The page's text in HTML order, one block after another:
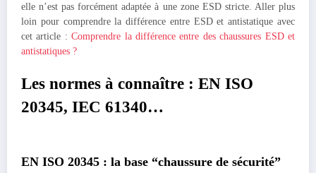
elle n’est pas forcément adaptée à une zone ESD stricte. Aller plus
loin pour comprendre la différence entre ESD et antistatique avec
cet article :Comprendre la différence entre des chaussures ESD et
antistatiques ?
Les normes à connaître : EN ISO
20345, IEC 61340…
EN ISO 20345 : la base “chaussure de sécurité”